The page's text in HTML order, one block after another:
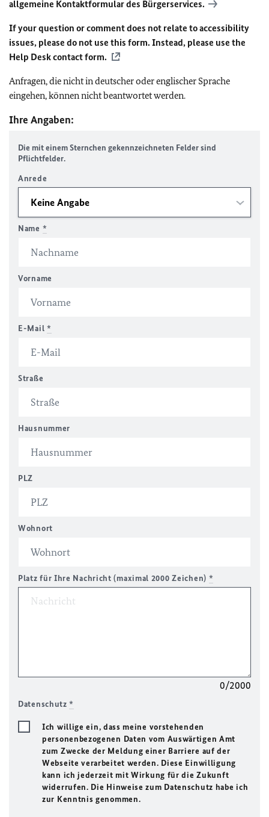
allgemeine Kontaktformular des Bürgerservices.
If your question or comment does not relate to accessibility
issues, please do not use this form. Instead, please use the
Help Desk contact form.
Anfragen, die nicht in deutscher oder englischer Sprache
eingehen, können nicht beantwortet werden.
Ihre Angaben:
Die mit einem Sternchen gekennzeichneten Felder sind
Pflichtfelder.
Anrede
Name *
Vorname
E-Mail *
Straße
Hausnummer
PLZ
Wohnort
Platz für Ihre Nachricht (maximal 2000 Zeichen) *
0/2000
Datenschutz*
Ich willige ein, dass meine vorstehenden
personenbezogenen Daten vom Auswärtigen Amt
zum Zwecke der Meldung einer Barriere auf der
Webseite verarbeitet werden. Diese Einwilligung
kann ich jederzeit mit Wirkung für die Zukunft
widerrufen. Die Hinweise zum Datenschutz habe ich
zur Kenntnis genommen.